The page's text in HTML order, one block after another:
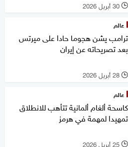
l 30 أبريل 2026
عالم
ترامب يشن هجوما حادا على ميرتس
بعد تصريحاته عن إيران
l 28 أبريل 2026
عالم
كاسحة ألغام ألمانية تتأهب للانطلاق
تمهيدا لمهمة في هرمز
l 25 أبريل 2026